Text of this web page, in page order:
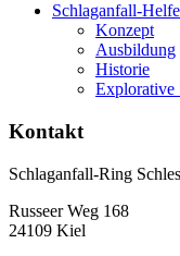
Schlaganfall-
Konzept
Ausbildung
Historie
Explorative
Kontakt
Schlaganfall-Ring
Russeer Weg 168
24109 Kiel